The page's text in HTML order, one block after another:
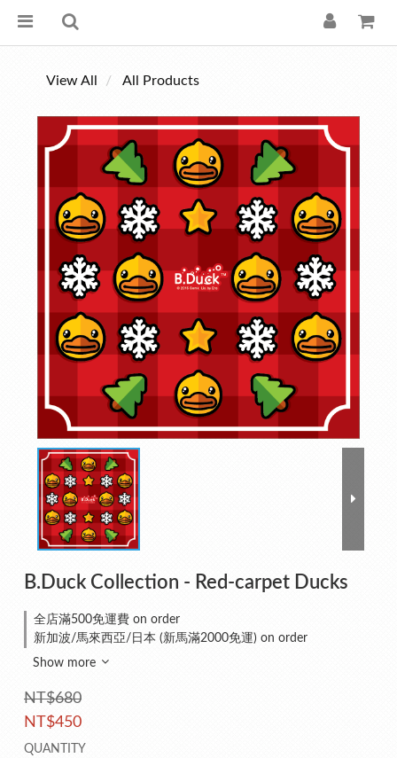
View All All Products
B.Duck Collection - Red-carpet Ducks
全店滿500免運費 on order
新加波/馬來西亞/日本 (新馬滿2000免運) on order
Show more
NT$680
NT$450
QUANTITY